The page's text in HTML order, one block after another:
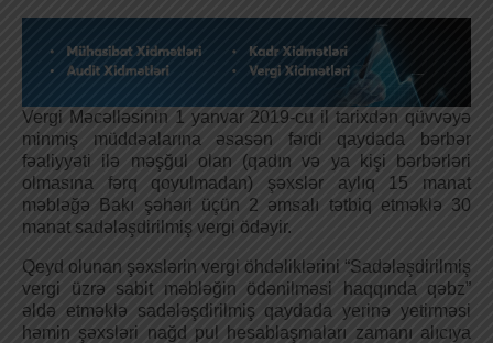
Vergi Məcəlləsinin 1 yanvar 2019-cu il tarixdən qüvvəyə
minmiş müddəalarına əsasən fərdi qaydada bərbər
fəaliyyəti ilə məşğul olan (qadın və ya kişi bərbərləri
olmasına fərq qoyulmadan) şəxslər aylıq 15 manat
məbləğə Bakı şəhəri üçün 2 əmsalı tətbiq etməklə 30
manat sadələşdirilmiş vergi ödəyir.
Qeyd olunan şəxslərin vergi öhdəliklərini “Sadələşdirilmiş
vergi üzrə sabit məbləğin ödənilməsi haqqında qəbz”
əldə etməklə sadələşdirilmiş qaydada yerinə yetirməsi
həmin şəxsləri nağd pul hesablaşmaları zamanı alıcıya